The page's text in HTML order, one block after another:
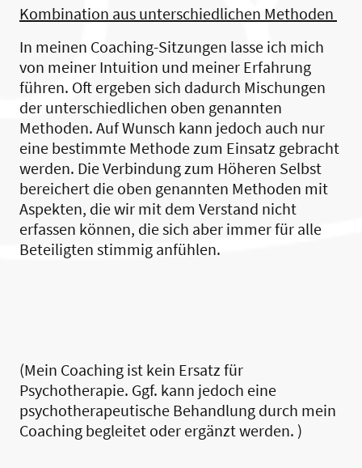
Kombination aus unterschiedlichen Methoden
In meinen Coaching-Sitzungen lasse ich mich
von meiner Intuition und meiner Erfahrung
führen. Oft ergeben sich dadurch Mischungen
der unterschiedlichen oben genannten
Methoden. Auf Wunsch kann jedoch auch nur
eine bestimmte Methode zum Einsatz gebracht
werden. Die Verbindung zum Höheren Selbst
bereichert die oben genannten Methoden mit
Aspekten, die wir mit dem Verstand nicht
erfassen können, die sich aber immer für alle
Beteiligten stimmig anfühlen.
(Mein Coaching ist kein Ersatz für
Psychotherapie. Ggf. kann jedoch eine
psychotherapeutische Behandlung durch mein
Coaching begleitet oder ergänzt werden. )